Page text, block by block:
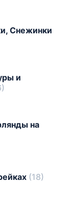
Снежинки
и
на
(18)